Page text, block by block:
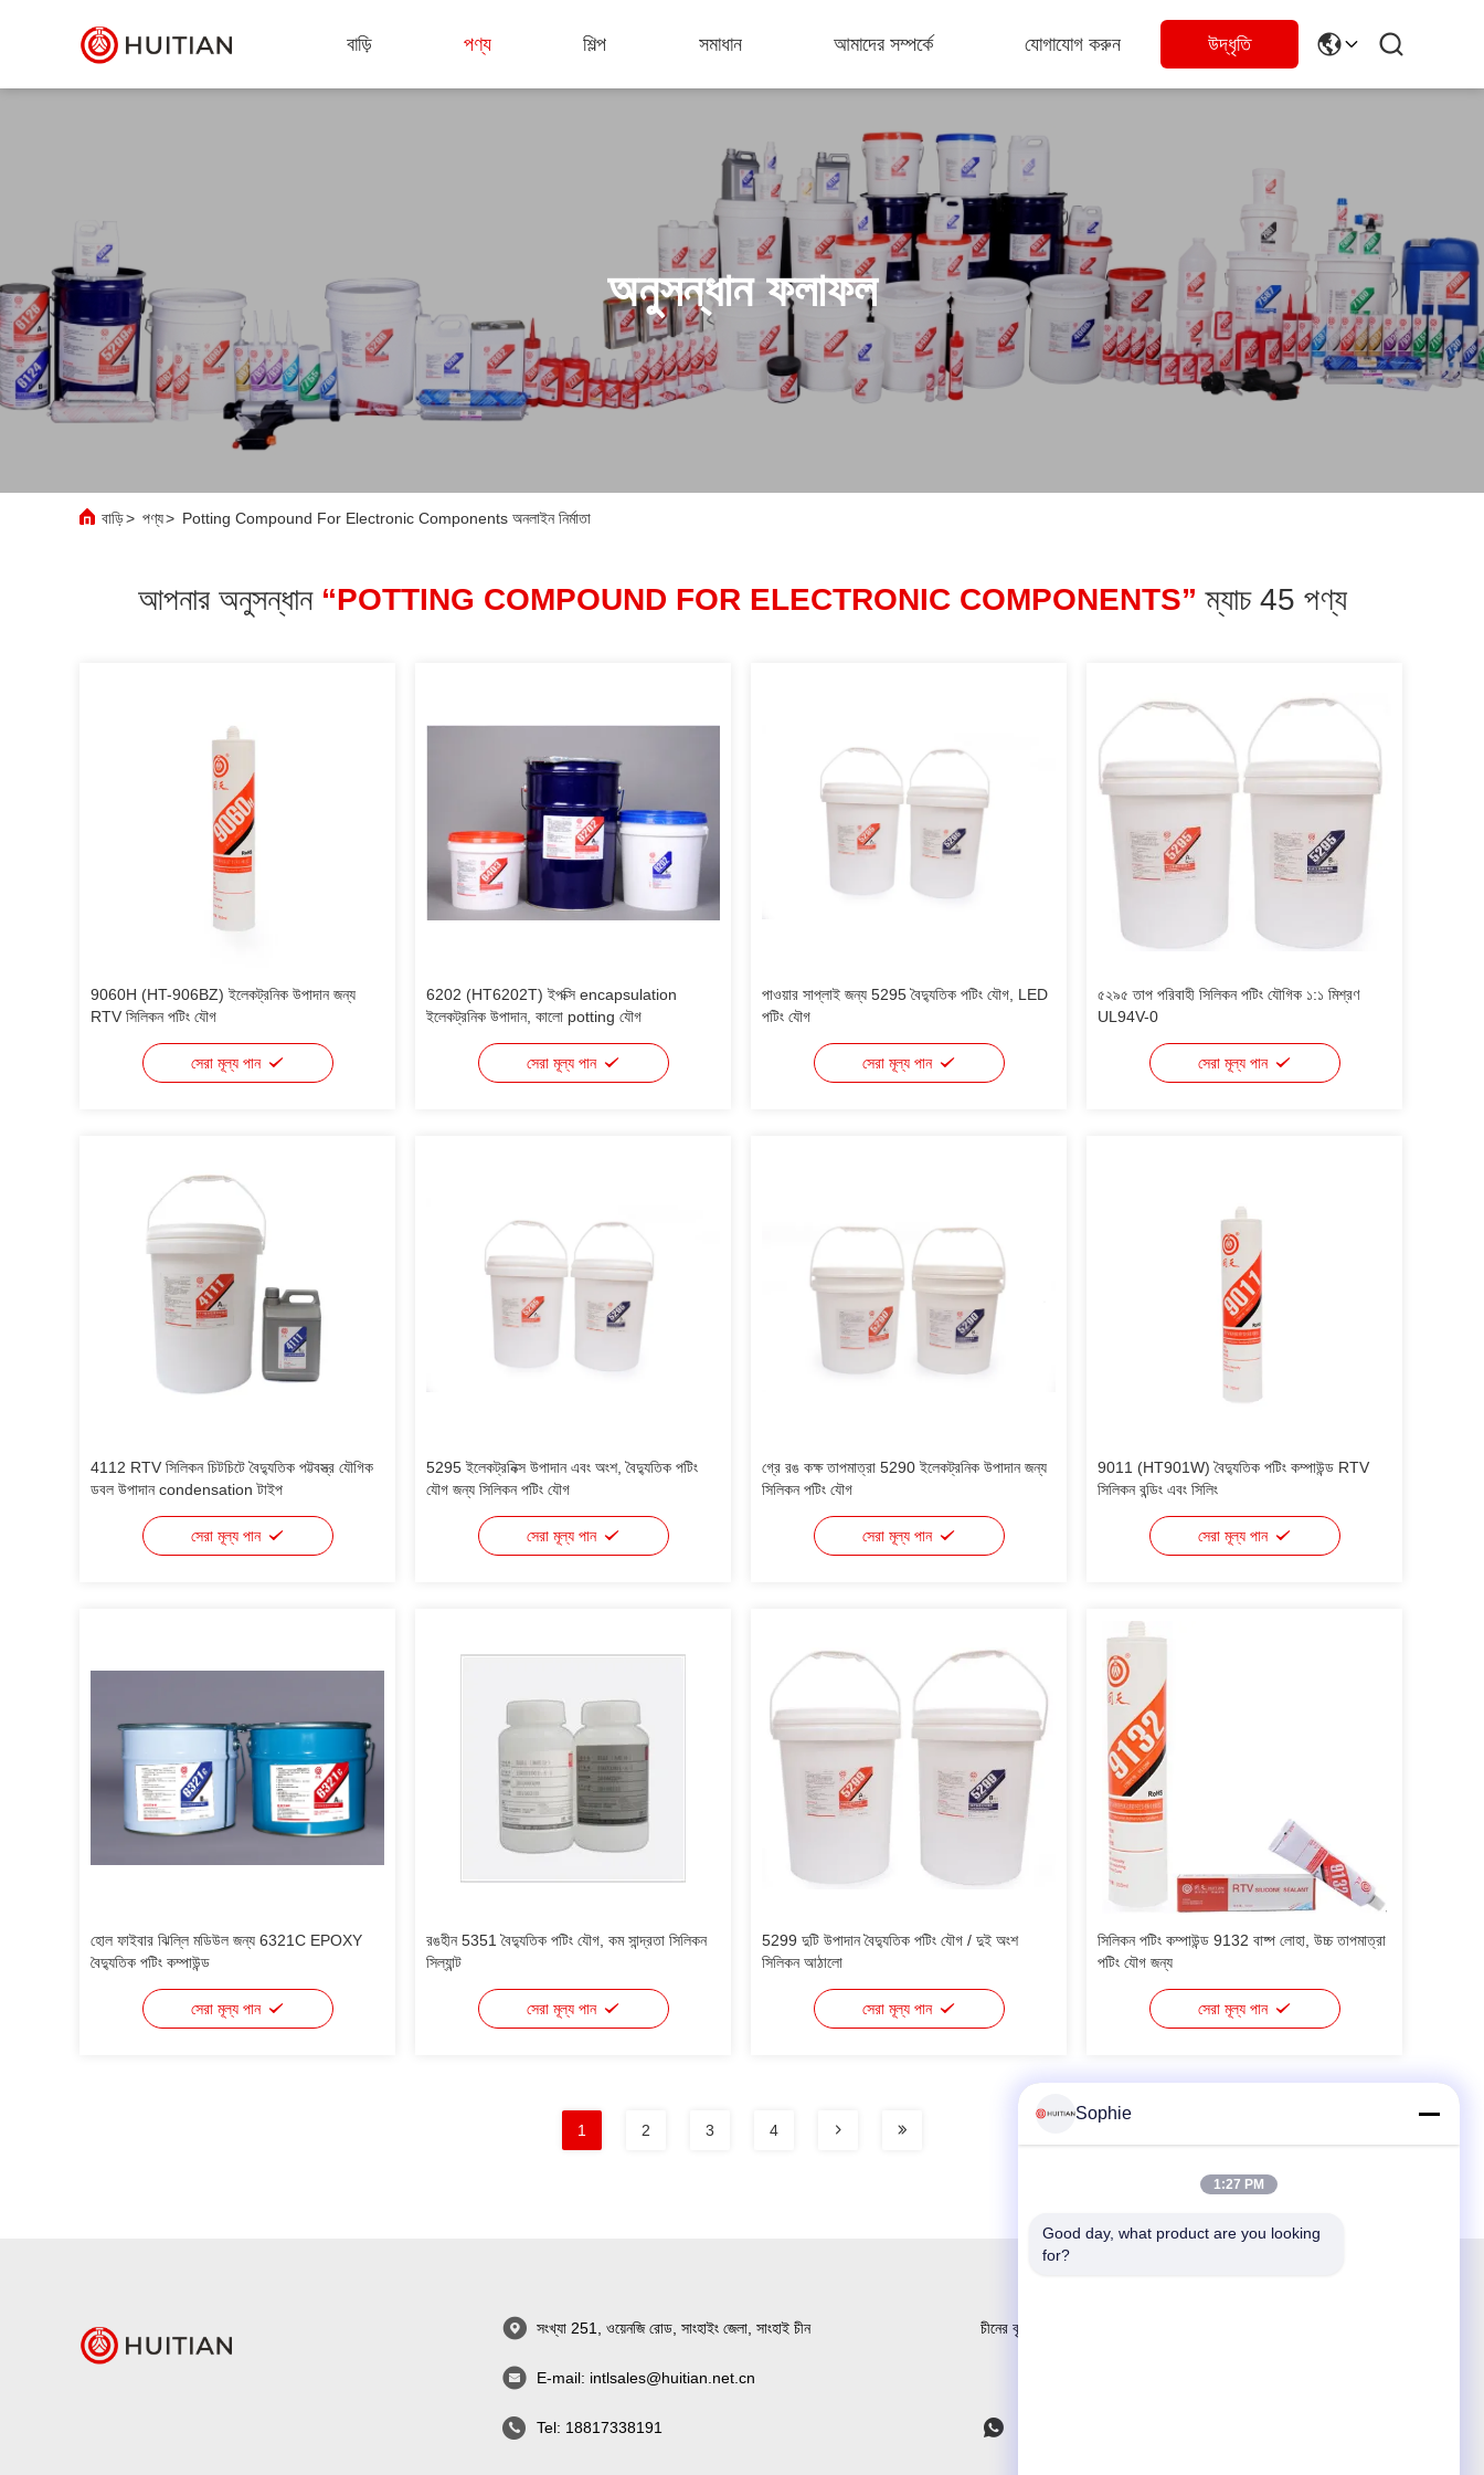
বাড়ি পণ্য শিল্প সমাধান আমাদের সম্পর্কে যোগাযোগ করুন উদ্ধৃতি
অনুসন্ধান ফলাফল
বাড়ি> পণ্য> Potting Compound For Electronic Components অনলাইন নির্মাতা
আপনার অনুসন্ধান “POTTING COMPOUND FOR ELECTRONIC COMPONENTS” ম্যাচ 45 পণ্য
9060H (HT-906BZ) ইলেকট্রনিক উপাদান জন্য
RTV সিলিকন পটিং যৌগ
সেরা মূল্য পান
6202 (HT6202T) ইপক্সি encapsulation
ইলেকট্রনিক উপাদান, কালো potting যৌগ
সেরা মূল্য পান
পাওয়ার সাপ্লাই জন্য 5295 বৈদ্যুতিক পটিং যৌগ, LED
পটিং যৌগ
সেরা মূল্য পান
৫২৯৫ তাপ পরিবাহী সিলিকন পটিং যৌগিক ১:১ মিশ্রণ
UL94V-0
সেরা মূল্য পান
4112 RTV সিলিকন চিটচিটে বৈদ্যুতিক পট্টবস্ত্র যৌগিক
ডবল উপাদান condensation টাইপ
সেরা মূল্য পান
5295 ইলেকট্রনিক্স উপাদান এবং অংশ, বৈদ্যুতিক পটিং
যৌগ জন্য সিলিকন পটিং যৌগ
সেরা মূল্য পান
গ্রে রঙ কক্ষ তাপমাত্রা 5290 ইলেকট্রনিক উপাদান জন্য
সিলিকন পটিং যৌগ
সেরা মূল্য পান
9011 (HT901W) বৈদ্যুতিক পটিং কম্পাউন্ড RTV
সিলিকন বন্ডিং এবং সিলিং
সেরা মূল্য পান
হোল ফাইবার ঝিল্লি মডিউল জন্য 6321C EPOXY
বৈদ্যুতিক পটিং কম্পাউন্ড
সেরা মূল্য পান
রঙহীন 5351 বৈদ্যুতিক পটিং যৌগ, কম সান্দ্রতা সিলিকন
সিল্যান্ট
সেরা মূল্য পান
5299 দুটি উপাদান বৈদ্যুতিক পটিং যৌগ / দুই অংশ
সিলিকন আঠালো
সেরা মূল্য পান
সিলিকন পটিং কম্পাউন্ড 9132 বাষ্প লোহা, উচ্চ তাপমাত্রা
পটিং যৌগ জন্য
সেরা মূল্য পান
1 2 3 4
সংখ্যা 251, ওয়েনজি রোড, সাংহাইং জেলা, সাংহাই চীন
E-mail: intlsales@huitian.net.cn
Tel: 18817338191
চীনের বৃহত্তম R&D এবং উৎপাদন আঠালো সরবরাহকারী
Sophie
1:27 PM
Good day, what product are you looking
for?